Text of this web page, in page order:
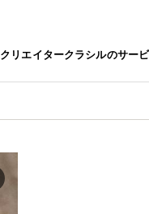
クリエイタークラシルのサー